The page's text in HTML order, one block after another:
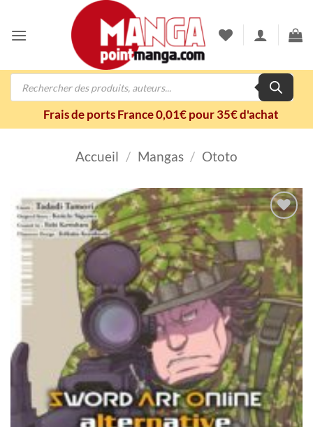
contenu
Recherche
Frais de ports France 0,01€ pour 35€ d'achat
Accueil / Mangas / Ototo
Ajouter
à la
wishlist